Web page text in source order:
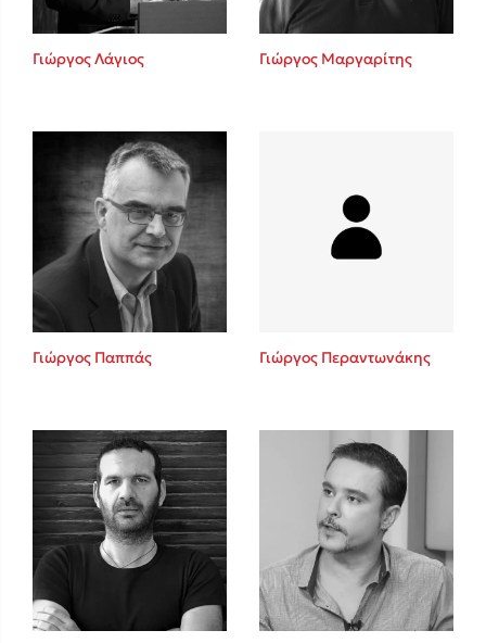
Γιώργος Λάγιος Γιώργος Μαργαρίτης
Γιώργος Παππάς Γιώργος Περαντωνάκης